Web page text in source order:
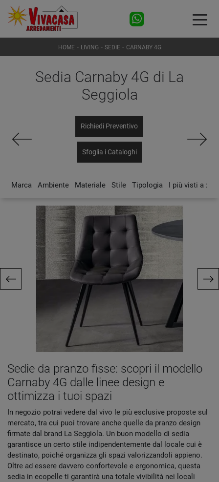
HOME- LIVING - SEDIE - CARNABY 4G
Sedia Carnaby 4G di La
Seggiola
Richiedi Preventivo
Sfoglia i Cataloghi
Marca Ambiente Materiale Stile Tipologia I più visti a :
Sedie da pranzo fisse: scopri il modello
Carnaby 4G dalle linee design e
ottimizza i tuoi spazi
In negozio potrai vedere dal vivo le più esclusive proposte sul
mercato, tra cui puoi trovare anche quelle da pranzo design
firmate dal brand La Seggiola. Un buon modello di sedia
garantisce un certo stile indipendentemente dal locale cui è
destinato, poiché organizza gli spazi valorizzandoli appieno.
Oltre ad essere davvero confortevole e ergonomica, questa
sedia in ecopelle ti garantirà una totale vivibilità nei locali